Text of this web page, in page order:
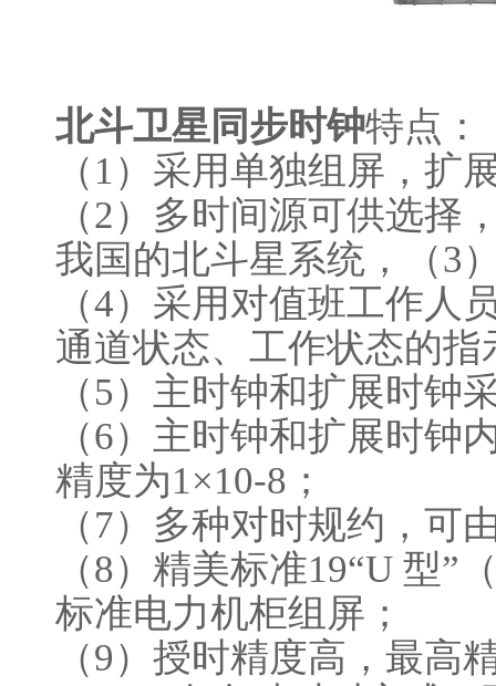
北斗卫星同步时钟特点：
（1）采用单独组屏，扩
（2）多时间源可供选择
我国的北斗星系统，（3
（4）采用对值班工作人
通道状态、工作状态的指
（5）主时钟和扩展时钟
（6）主时钟和扩展时钟
精度为1×10-8；
（7）多种对时规约，可
（8）精美标准19“U 型”
标准电力机柜组屏；
（9）授时精度高，最高